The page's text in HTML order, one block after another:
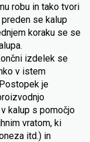
robu in tako tvori
se kalup
koraku se se
izdelek se
v istem
je
kalup s pomočjo
vratom, ki
itd.) in